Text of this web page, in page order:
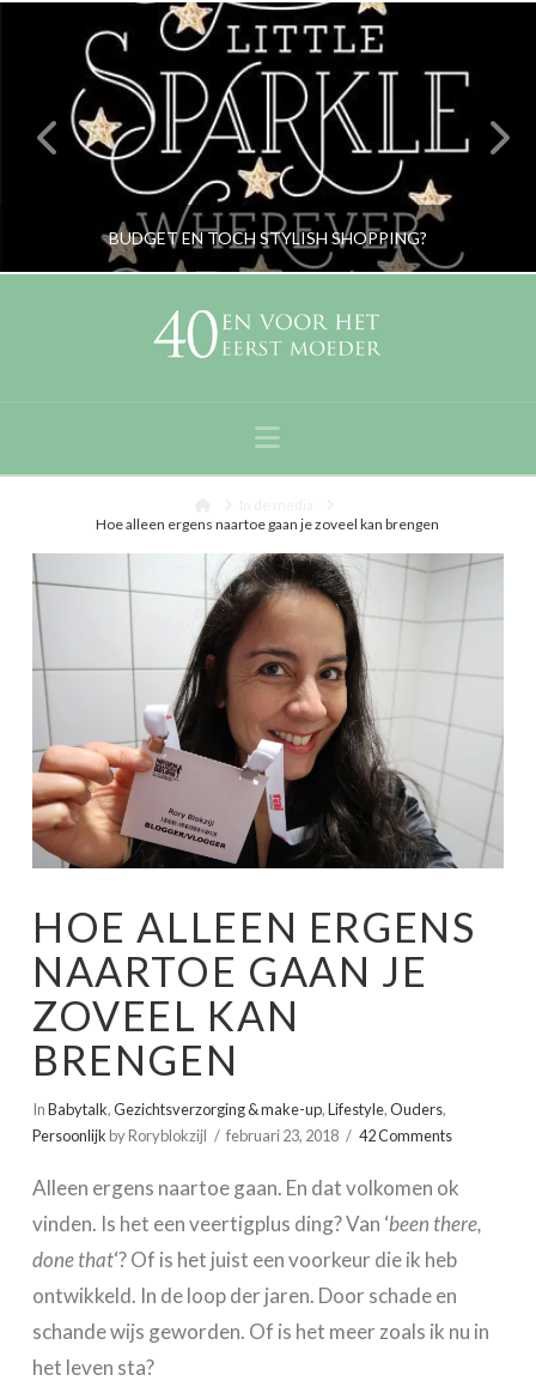
BUDGET EN TOCH STYLISH SHOPPING?
RORYBLOKZIJL
Navigation
Hoe alleen ergens naartoe gaan je zoveel kan brengen
HOE ALLEEN ERGENS
NAARTOE GAAN JE
ZOVEEL KAN
BRENGEN
InBabytalk,Gezichtsverzorging & make-up,Lifestyle,Ouders,
Persoonlijk by Roryblokzijl februari 23, 2018 42 Comments
Alleen ergens naartoe gaan. En dat volkomen ok
vinden. Is het een veertigplus ding? Van ‘been there,
done that‘? Of is het juist een voorkeur die ik heb
ontwikkeld. In de loop der jaren. Door schade en
schande wijs geworden. Of is het meer zoals ik nu in
het leven sta?